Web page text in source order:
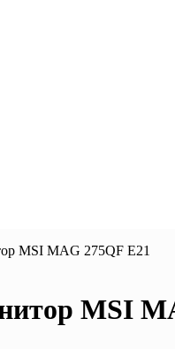
MSI MAG 275QF E21
MSI